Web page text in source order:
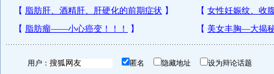
用户： 匿名 隐藏地址 设为辩论话题